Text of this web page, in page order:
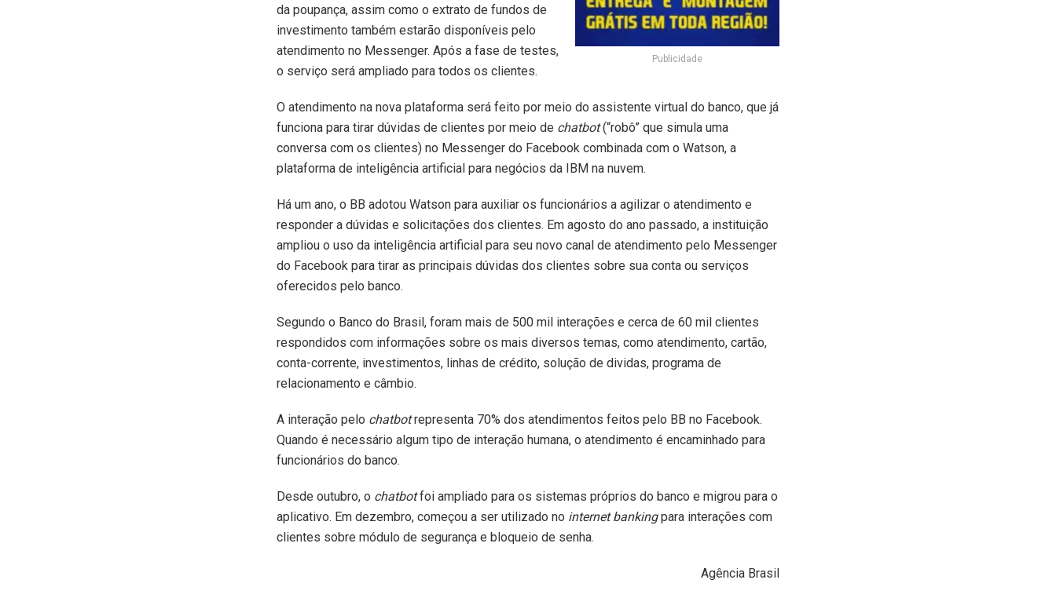
Publicidade
da poupança, assim como o extrato de fundos de
investimento também estarão disponíveis pelo
atendimento no Messenger. Após a fase de testes,
o serviço será ampliado para todos os clientes.
O atendimento na nova plataforma será feito por meio do assistente virtual do banco, que já
funciona para tirar dúvidas de clientes por meio de chatbot(“robô” que simula uma
conversa com os clientes) no Messenger do Facebook combinada com o Watson, a
plataforma de inteligência artificial para negócios da IBM na nuvem.
Há um ano, o BB adotou Watson para auxiliar os funcionários a agilizar o atendimento e
responder a dúvidas e solicitações dos clientes. Em agosto do ano passado, a instituição
ampliou o uso da inteligência artificial para seu novo canal de atendimento pelo Messenger
do Facebook para tirar as principais dúvidas dos clientes sobre sua conta ou serviços
oferecidos pelo banco.
Segundo o Banco do Brasil, foram mais de 500 mil interações e cerca de 60 mil clientes
respondidos com informações sobre os mais diversos temas, como atendimento, cartão,
conta-corrente, investimentos, linhas de crédito, solução de dividas, programa de
relacionamento e câmbio.
A interação pelo chatbotrepresenta 70% dos atendimentos feitos pelo BB no Facebook.
Quando é necessário algum tipo de interação humana, o atendimento é encaminhado para
funcionários do banco.
Desde outubro, o chatbotfoi ampliado para os sistemas próprios do banco e migrou para o
aplicativo. Em dezembro, começou a ser utilizado no internet bankingpara interações com
clientes sobre módulo de segurança e bloqueio de senha.
Agência Brasil